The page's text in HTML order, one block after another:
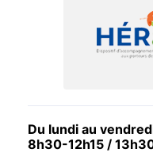
Du lundi au
8h30-12h15 /